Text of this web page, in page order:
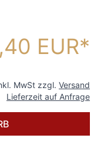
EUR
MwSt zzgl. Versand
Lieferzeit auf Anfrage